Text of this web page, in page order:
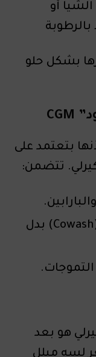
أو
بشكل حلو
بتعتمد على
تتضمن:
الاعتماد على بلسم للغسيل (Cowash) بدل
هو بعد
لسه مبلل